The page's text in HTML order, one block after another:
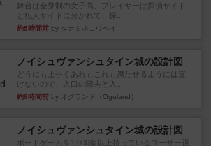
舞台は全寮制の女子高。プレイヤーは探偵サイド
と犯人サイドに分かれて、探...
約5時間前 by タカミネコウヘイ
ノイシュヴァンシュタイン城の設計図
どうにも上手くあれもこれも満たせるようには置
けないので、入口の除去と入...
約6時間前 by オグランド（Oguland）
ノイシュヴァンシュタイン城の設計図
ボードゲームを1,000個以上持っているユーザー視